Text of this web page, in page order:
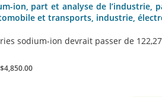
ion, part et analyse de
et transports, industrie,
sodium-ion devrait passer de
$4,850.00